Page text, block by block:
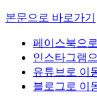
본문으로 바로가기
페이스북으
인스타그램
유튜브로 이
블로그로 이